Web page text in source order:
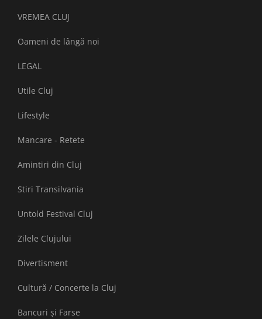
VREMEA CLUJ
Oameni de lângă noi
LEGAL
Utile Cluj
Lifestyle
Mancare - Retete
Amintiri din Cluj
Stiri Transilvania
Untold Festival Cluj
Zilele Clujului
Divertisment
Cultură / Concerte la Cluj
Bancuri și Farse